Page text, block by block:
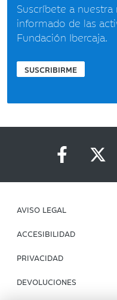
Suscríbete a
informado de las
Fundación Ibercaja.
SUSCRIBIRME
AVISO LEGAL
ACCESIBILIDAD
PRIVACIDAD
DEVOLUCIONES